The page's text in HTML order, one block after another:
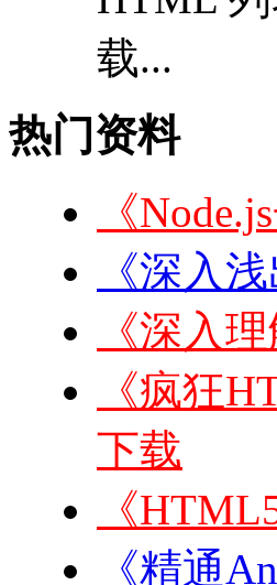
载...
热门资料
《
《深入
《深入
《疯狂
下载
《
《精通